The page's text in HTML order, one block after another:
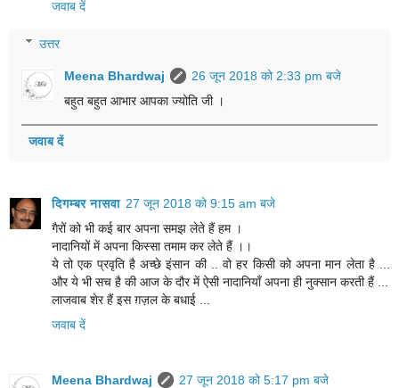
जवाब दें
उत्तर
Meena Bhardwaj
26 जून 2018 को 2:33 pm बजे
बहुत बहुत आभार आपका ज्योति जी ।
जवाब दें
दिगम्बर नासवा 27 जून 2018 को 9:15 am बजे
गैरों को भी कई बार अपना समझ लेते हैं हम ।
नादानियों में अपना किस्सा तमाम कर लेते हैं ।।
ये तो एक प्रवृति है अच्छे इंसान की .. वो हर किसी को अपना मान लेता है ...
और ये भी सच है की आज के दौर में ऐसी नादानियाँ अपना ही नुक्सान करती हैं ...
लाजवाब शेर हैं इस ग़ज़ल के बधाई ...
जवाब दें
Meena Bhardwaj
27 जून 2018 को 5:17 pm बजे